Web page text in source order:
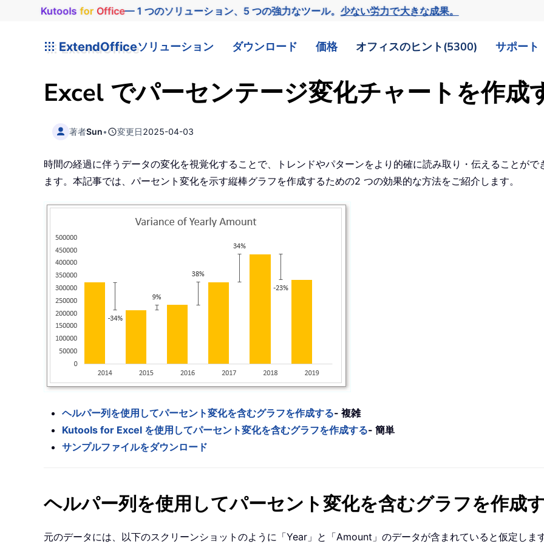
Kutools for Office— 1 つのソリューション、5 つの強力なツール。少ない労力で大きな成果。
ExtendOfficeソリューション ダウンロード 価格 オフィスのヒント(5300) サポート
Excel でパーセンテージ変化チャートを作成
著者Sun• 変更日2025-04-03
時間の経過に伴うデータの変化を視覚化することで、トレンドやパターンをより的確に読み取り・伝えることが
ます。本記事では、パーセント変化を示す縦棒グラフを作成するための2 つの効果的な方法をご紹介します。
ヘルパー列を使用してパーセント変化を含むグラフを作成する- 複雑
Kutools for Excel を使用してパーセント変化を含むグラフを作成する- 簡単
サンプルファイルをダウンロード
ヘルパー列を使用してパーセント変化を含むグラフを作成
元のデータには、以下のスクリーンショットのように「Year」と「Amount」のデータが含まれていると仮定します